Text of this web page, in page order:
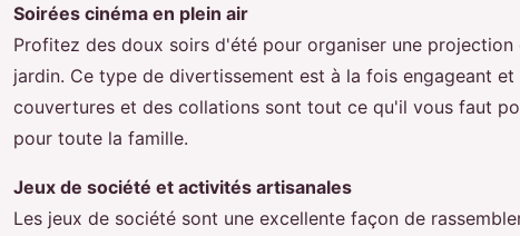
Soirées cinéma en plein air
Profitez des doux soirs d'été pour organiser une
jardin. Ce type de divertissement est à la fois engageant
couvertures et des collations sont tout ce qu'il vous faut
pour toute la famille.
Jeux de société et activités artisanales
Les jeux de société sont une excellente façon de